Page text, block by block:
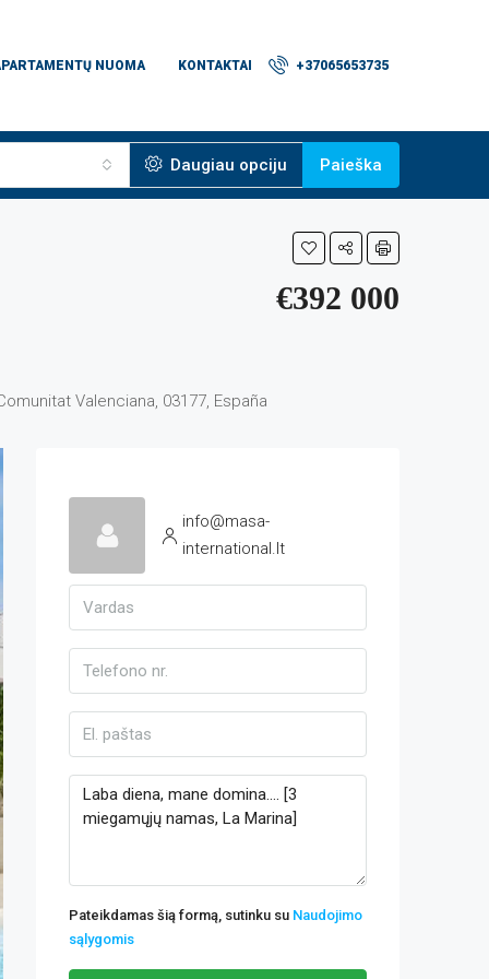
NUOMA KONTAKTAI +37065653735
Daugiau opciju Paieška
€392 000
Valenciana, 03177, España
info@masa-
international.lt
Pateikdamas šią formą, sutinku su Naudojimo
sąlygomis